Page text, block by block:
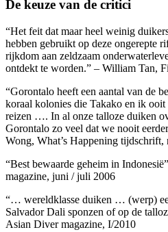
De keuze van de critici
“Het feit dat maar heel weinig
hebben gebruikt op deze ongerepte
rijkdom aan zeldzaam
ontdekt te worden.” – William Tan,
“Gorontalo heeft een aantal van de
koraal kolonies die Takako en ik
reizen …. In al onze talloze duiken
Gorontalo zo veel dat we nooit
Wong, What’s Happening tijdschrift,
“Best bewaarde geheim in
magazine, juni / juli 2006
“… wereldklasse duiken … (werp)
Salvador Dali sponzen of op de
Asian Diver magazine, I/2010